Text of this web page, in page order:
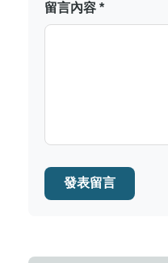
留言內容 *
發表留言